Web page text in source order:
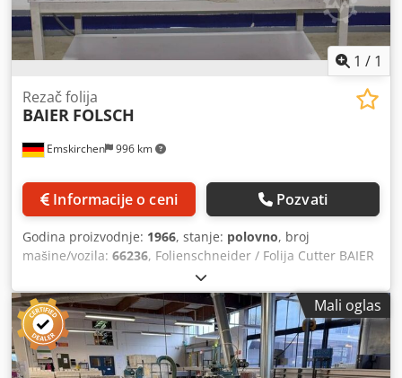
1 / 1
Emskirchen 996 km
Rezač folija
BAIER FOLSCH
Informacije o ceni Pozvati
Godina proizvodnje: 1966, stanje: polovno, broj
mašine/vozila: 66236, Folienschneider / Folija Cutter BAIER
FOLSCHBauigjahr / Godina 1966 - Seri-No. 66236 Online
video inspekcija preko Skipe-Video Bili bismo veoma
zadovoljni Vašom posetom - više mašina na lageru
Crsdpoh Ayb Eofx Ap Asf Dostupno odmah - može se
pregledati Na lageru Emskirchen / Nürnberg - Može se
testirati
Mali oglas